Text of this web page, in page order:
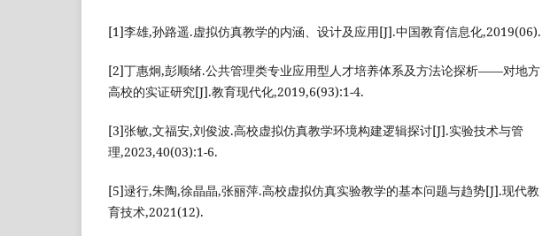
[1]李雄,孙路遥.虚拟仿真教学的内涵、设计及应用[J].中国教育信息化,2019(06).
[2]丁惠炯,彭顺绪.公共管理类专业应用型人才培养体系及方法论探析——对地方
高校的实证研究[J].教育现代化,2019,6(93):1-4.
[3]张敏,文福安,刘俊波.高校虚拟仿真教学环境构建逻辑探讨[J].实验技术与管
理,2023,40(03):1-6.
[5]逯行,朱陶,徐晶晶,张丽萍.高校虚拟仿真实验教学的基本问题与趋势[J].现代教
育技术,2021(12).